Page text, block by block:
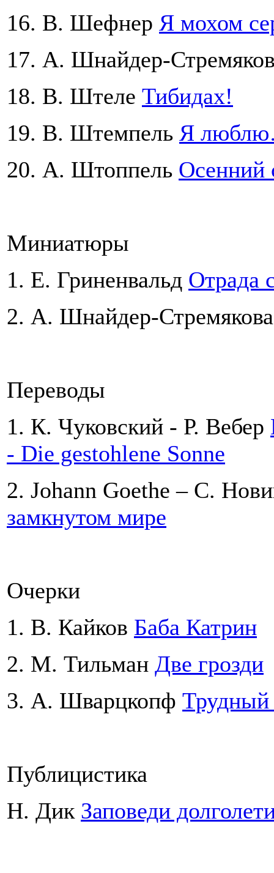
16. В. Шефнер Я мохом
17. А. Шнайдер-
18. B. Штеле Тибидах!
19. B. Штемпель Я
20. А. Штоппель Осенний
Миниатюры
1. Е. Гриненвальд Отрада
2. А. Шнайдер-
Переводы
1. К. Чуковский - Р. Вебер
- Die gestohlene Sonne
2. Johann Goethe – С.
замкнутом мире
Очерки
1. В. Кайков Баба Катрин
2. М. Тильман Две грозди
3. А. Шварцкопф Трудный
Публицистика
Н. Дик Заповеди